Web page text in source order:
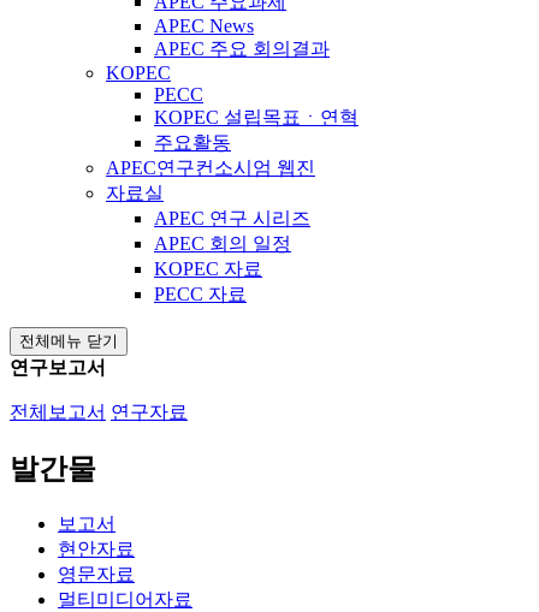
APEC News
APEC 주요 회의결과
KOPEC
PECC
KOPEC 설립목표ㆍ연혁
주요활동
APEC연구컨소시엄 웹진
자료실
APEC 연구 시리즈
APEC 회의 일정
KOPEC 자료
PECC 자료
전체메뉴 닫기
연구보고서
전체보고서 연구자료
발간물
보고서
현안자료
영문자료
멀티미디어자료